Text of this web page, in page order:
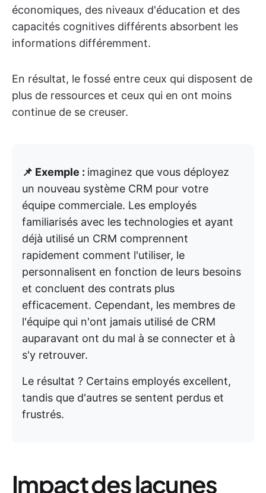
économiques, des niveaux d'éducation et des
capacités cognitives différents absorbent les
informations différemment.
En résultat, le fossé entre ceux qui disposent de
plus de ressources et ceux qui en ont moins
continue de se creuser.
📌 Exemple : imaginez que vous déployez
un nouveau système CRM pour votre
équipe commerciale. Les employés
familiarisés avec les technologies et ayant
déjà utilisé un CRM comprennent
rapidement comment l'utiliser, le
personnalisent en fonction de leurs besoins
et concluent des contrats plus
efficacement. Cependant, les membres de
l'équipe qui n'ont jamais utilisé de CRM
auparavant ont du mal à se connecter et à
s'y retrouver.
Le résultat ? Certains employés excellent,
tandis que d'autres se sentent perdus et
frustrés.
Impact des lacunes